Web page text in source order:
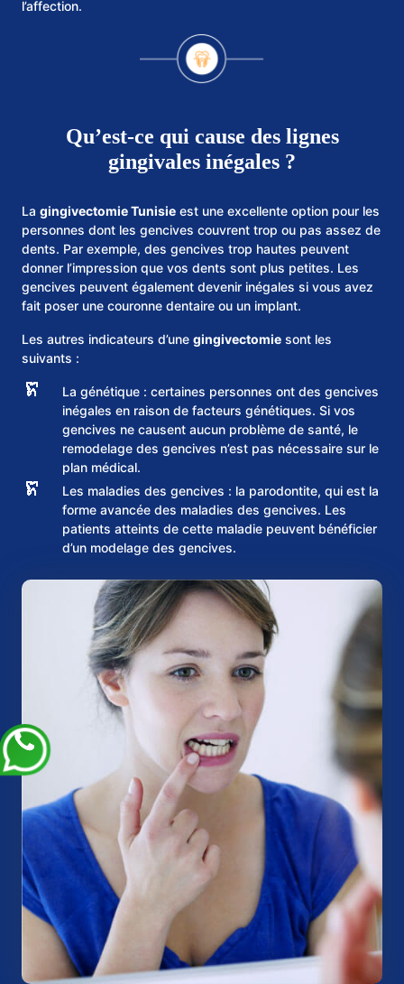
l’affection.
Qu’est-ce qui cause des lignes
gingivales inégales ?
La gingivectomie Tunisie est une excellente option pour les
personnes dont les gencives couvrent trop ou pas assez de
dents. Par exemple, des gencives trop hautes peuvent
donner l’impression que vos dents sont plus petites. Les
gencives peuvent également devenir inégales si vous avez
fait poser une couronne dentaire ou un implant.
Les autres indicateurs d’une gingivectomie sont les
suivants :
La génétique : certaines personnes ont des gencives
inégales en raison de facteurs génétiques. Si vos
gencives ne causent aucun problème de santé, le
remodelage des gencives n’est pas nécessaire sur le
plan médical.
Les maladies des gencives : la parodontite, qui est la
forme avancée des maladies des gencives. Les
patients atteints de cette maladie peuvent bénéficier
d’un modelage des gencives.